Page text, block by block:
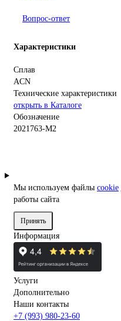
Вопрос-ответ
Характеристики
Сплав
ACN
Технические характеристики
открыть в Каталоге
Обозначение
2021763-M2
Мы используем файлы cookie
работы сайта
Принять
Информация
Услуги
Дополнительно
Наши контакты
+7 (993) 980-23-60